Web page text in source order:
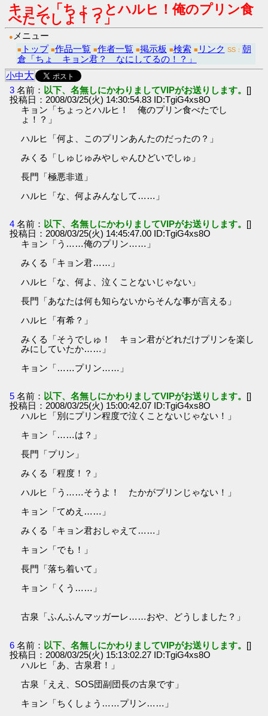
キョン「ちょっとハルヒ！俺のプリン食
べたでしょ！？」
● メニュー
■ トップ ■作品一覧 ■作者一覧 ■掲示板 ■検索 ■ リンク SS： 朝
倉「ちょ キョン君？ なにしてるの！？」
小中大
3 名前： 以下、名無しにかわりましてVIPがお送りします。 []
投稿日：2008/03/25(火) 14:30:54.83 ID:TgiG4xs8O
キョン「ちょっとハルヒ！ 俺のプリン食べたでし
ょ！？」
ハルヒ「何よ、このプリンあんたのだったの？」
みくる「しゅじゅみやしゃんひどいでしゅ」
長門「極悪非道」
ハルヒ「な、何よみんなして……」
4 名前： 以下、名無しにかわりましてVIPがお送りします。 []
投稿日：2008/03/25(火) 14:45:47.00 ID:TgiG4xs8O
キョン「う……俺のプリン……」
みくる「キョン君……」
ハルヒ「な、何よ、泣くことないじゃない」
長門「あなたは何も知らないからそんな事が言える」
ハルヒ「有希？」
みくる「そうでしゅ！ キョン君がどれだけプリンを楽し
みにしていたか……」
キョン「……プリン……」
5 名前： 以下、名無しにかわりましてVIPがお送りします。 []
投稿日：2008/03/25(火) 15:00:42.07 ID:TgiG4xs8O
ハルヒ「別にプリン程度で泣くことないじゃない！」
キョン「……は？」
長門「プリン」
みくる「程度！？」
ハルヒ「う……そうよ！ たかがプリンじゃない！」
キョン「てめえ……」
みくる「キョン君おしゃえて……」
キョン「でも！」
長門「落ち着いて」
キョン「くう……」
古泉「ふんふんマッガーレ……おや、どうしました？」
6 名前： 以下、名無しにかわりましてVIPがお送りします。 []
投稿日：2008/03/25(火) 15:13:02.27 ID:TgiG4xs8O
ハルヒ「あ、古泉君！」
古泉「ええ、SOS団副団長の古泉です」
キョン「ちくしょう……プリン……」